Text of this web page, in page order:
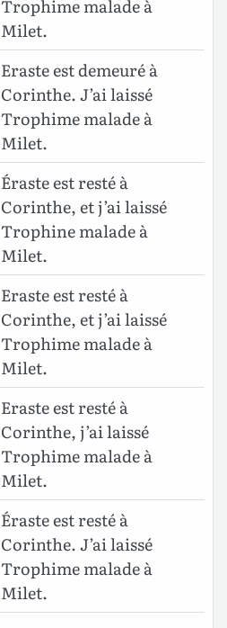
Trophime malade à
Milet.
Eraste est demeuré à
Corinthe. J’ai laissé
Trophime malade à
Milet.
Éraste est resté à
Corinthe, et j’ai laissé
Trophine malade à
Milet.
Eraste est resté à
Corinthe, et j’ai laissé
Trophime malade à
Milet.
Eraste est resté à
Corinthe, j’ai laissé
Trophime malade à
Milet.
Éraste est resté à
Corinthe. J’ai laissé
Trophime malade à
Milet.